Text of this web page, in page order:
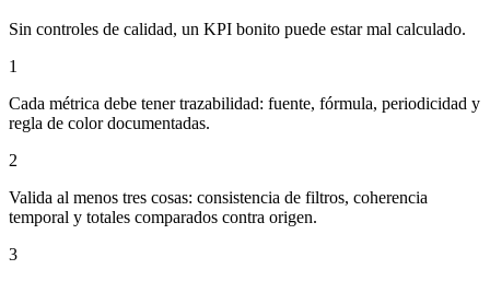
Sin controles de calidad, un KPI bonito puede estar mal calculado.
1
Cada métrica debe tener trazabilidad: fuente, fórmula, periodicidad y
regla de color documentadas.
2
Valida al menos tres cosas: consistencia de filtros, coherencia
temporal y totales comparados contra origen.
3